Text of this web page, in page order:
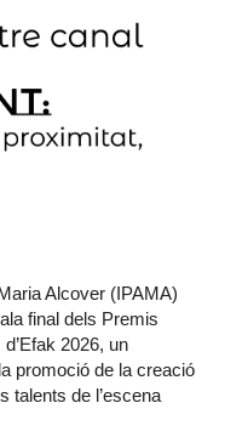
Alcover (IPAMA)
final dels Premis
2026, un
promoció de la creació
talents de l’escena